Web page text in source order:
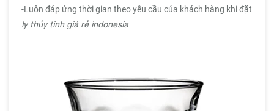
-Luôn đáp ứng thời gian theo yêu cầu của khách hàng khi đặt
ly thủy tinh giá rẻ indonesia